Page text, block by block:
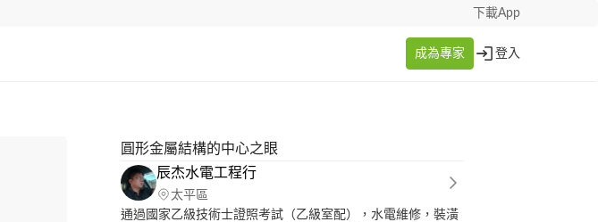
下載App
成為專家 登入
圓形金屬結構的中心之眼
辰杰水電工程行
太平區
通過國家乙級技術士證照考試（乙級室配），水電維修，裝潢